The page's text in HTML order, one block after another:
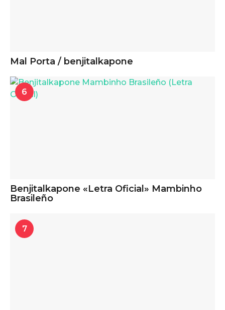
Mal Porta / benjitalkapone
6
Benjitalkapone «Letra Oficial» Mambinho
Brasileño
7